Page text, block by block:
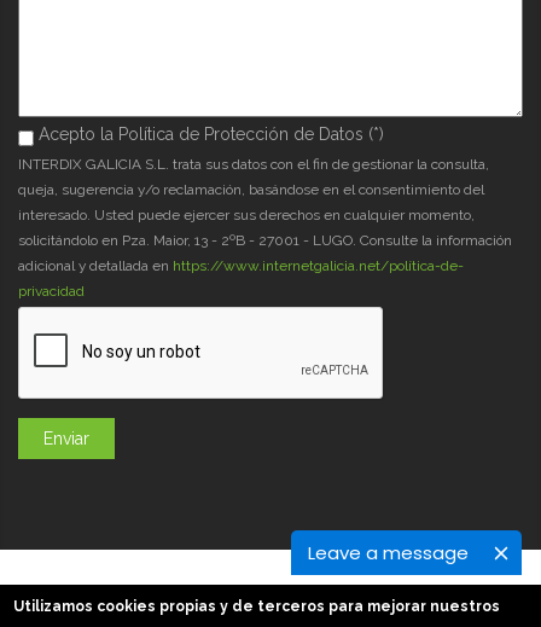
Leave a message
Acepto la Política de Protección de Datos (*)
Acepto la Política de Protección de Datos (*)
INTERDIX GALICIA S.L. trata sus datos con el fin de gestionar la consulta,
queja, sugerencia y/o reclamación, basándose en el consentimiento del
interesado. Usted puede ejercer sus derechos en cualquier momento,
solicitándolo en Pza. Maior, 13 - 2ºB - 27001 - LUGO. Consulte la información
adicional y detallada en https://www.internetgalicia.net/política-de-
privacidad
Utilizamos cookies propias y de terceros para mejorar nuestros